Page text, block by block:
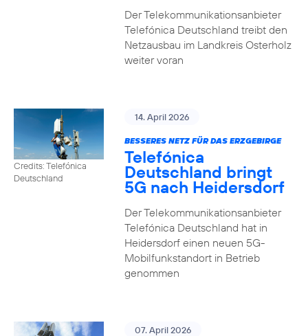
Der Telekommunikationsanbieter
Telefónica Deutschland treibt den
Netzausbau im Landkreis Osterholz
weiter voran
Credits: Telefónica
Deutschland
14. April 2026
BESSERES NETZ FÜR DAS ERZGEBIRGE
Telefónica
Deutschland bringt
5G nach Heidersdorf
Der Telekommunikationsanbieter
Telefónica Deutschland hat in
Heidersdorf einen neuen 5G-
Mobilfunkstandort in Betrieb
genommen
07. April 2026